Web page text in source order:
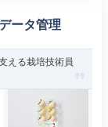
ータ管理
える栽培技術員